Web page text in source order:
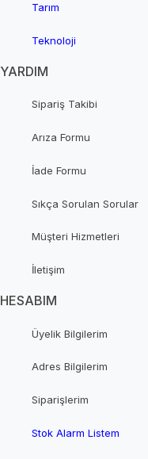
Tarım
Teknoloji
YARDIM
Sipariş Takibi
Arıza Formu
İade Formu
Sıkça Sorulan Sorular
Müşteri Hizmetleri
İletişim
HESABIM
Üyelik Bilgilerim
Adres Bilgilerim
Siparişlerim
Stok Alarm Listem